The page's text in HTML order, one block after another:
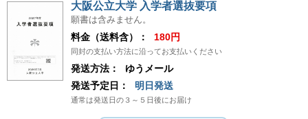
大阪公立大学 入学者選抜要項
願書は含みません。
料金（送料含）： 180円
同封の支払い方法に沿ってお支払いください
発送方法：
ゆうメール
発送予定日：
明日発送
通常は発送日の３～５日後にお届け